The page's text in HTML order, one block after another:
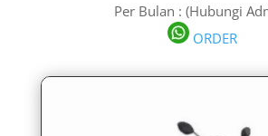
Per Bulan : (Hubungi
ORDER